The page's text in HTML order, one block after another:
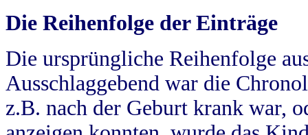
Die Reihenfolge der Einträge
Die ursprüngliche Reihenfolge
Ausschlaggebend war die
z.B. nach der Geburt krank war,